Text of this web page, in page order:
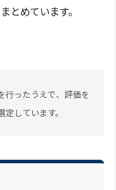
とめています。
行ったうえで、評価を
定しています。